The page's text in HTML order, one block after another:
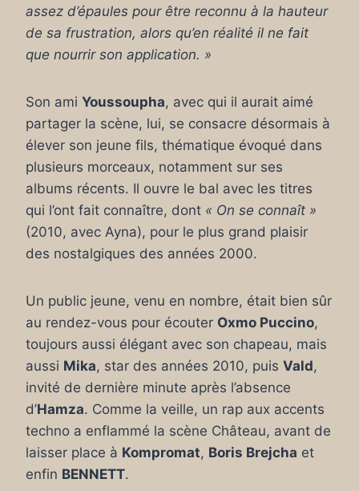
assez d’épaules pour être reconnu à la hauteur
de sa frustration, alors qu’en réalité il ne fait
que nourrir son application. »
Son ami Youssoupha, avec qui il aurait aimé
partager la scène, lui, se consacre désormais à
élever son jeune fils, thématique évoqué dans
plusieurs morceaux, notamment sur ses
albums récents. Il ouvre le bal avec les titres
qui l’ont fait connaître, dont « On se connaît »
(2010, avec Ayna), pour le plus grand plaisir
des nostalgiques des années 2000.
Un public jeune, venu en nombre, était bien sûr
au rendez-vous pour écouter Oxmo Puccino,
toujours aussi élégant avec son chapeau, mais
aussi Mika, star des années 2010, puis Vald,
invité de dernière minute après l’absence
d’Hamza. Comme la veille, un rap aux accents
techno a enflammé la scène Château, avant de
laisser place à Kompromat, Boris Brejcha et
enfin BENNETT.